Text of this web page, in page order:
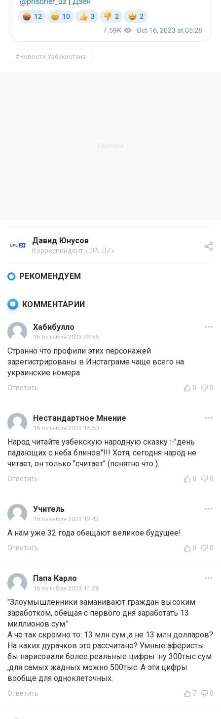
Новости Узбекистана
Давид Юнусов
Корреспондент «UPL.UZ»
РЕКОМЕНДУЕМ
КОММЕНТАРИИ
Хабибулло
16 октября 2023 22:56
Странно что профили этих персонажей
зарегистрированы в Инстаграме чаще всего на
украинские номера
Ответить 0 0
Нестандартное Мнение
16 октября 2023 15:50
Народ читайте узбекскую народную сказку :-"день
падающих с неба блинов"!!! Хотя, сегодня народ не
читает, он только "считает" (понятно что ).
Ответить 0 0
Учитель
16 октября 2023 12:43
А нам уже 32 года обещают великое будущее!
Ответить 8 0
Папа Карло
16 октября 2023 11:28
"Злоумышленники заманивают граждан высоким
заработком, обещая с первого дня заработать 13
миллионов сум."
А чо так скромно то: 13 млн сум ,а не 13 млн долларов?
На каких дурачков это рассчитано? Умные аферисты
бы нарисовали более реальные цифры :ну 300тыс сум
,для самых жадных можно 500тыс .А эти цифры
вообще для одноклеточных.
Ответить 7 0